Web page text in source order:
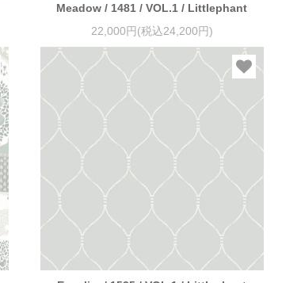
Meadow / 1481 / VOL.1 / Littlephant
22,000円(税込24,200円)